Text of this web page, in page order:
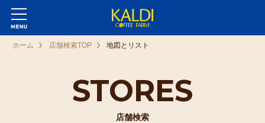
STORES
店舗検索
ホーム 店舗検索TOP 地図とリスト